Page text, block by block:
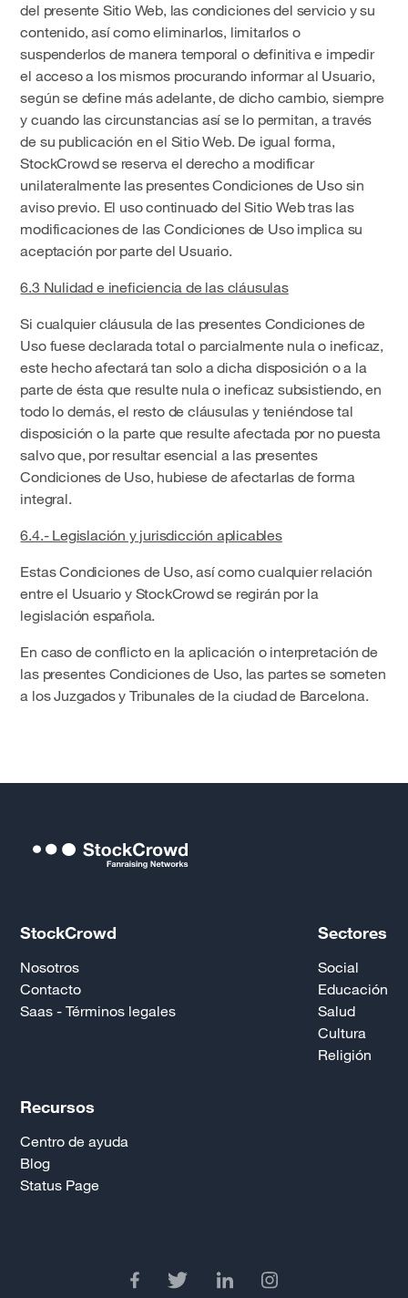
del presente Sitio Web, las condiciones del servicio y su
contenido, así como eliminarlos, limitarlos o
suspenderlos de manera temporal o definitiva e impedir
el acceso a los mismos procurando informar al Usuario,
según se define más adelante, de dicho cambio, siempre
y cuando las circunstancias así se lo permitan, a través
de su publicación en el Sitio Web. De igual forma,
StockCrowd se reserva el derecho a modificar
unilateralmente las presentes Condiciones de Uso sin
aviso previo. El uso continuado del Sitio Web tras las
modificaciones de las Condiciones de Uso implica su
aceptación por parte del Usuario.
6.3 Nulidad e ineficiencia de las cláusulas
Si cualquier cláusula de las presentes Condiciones de
Uso fuese declarada total o parcialmente nula o ineficaz,
este hecho afectará tan solo a dicha disposición o a la
parte de ésta que resulte nula o ineficaz subsistiendo, en
todo lo demás, el resto de cláusulas y teniéndose tal
disposición o la parte que resulte afectada por no puesta
salvo que, por resultar esencial a las presentes
Condiciones de Uso, hubiese de afectarlas de forma
integral.
6.4.- Legislación y jurisdicción aplicables
Estas Condiciones de Uso, así como cualquier relación
entre el Usuario y StockCrowd se regirán por la
legislación española.
En caso de conflicto en la aplicación o interpretación de
las presentes Condiciones de Uso, las partes se someten
a los Juzgados y Tribunales de la ciudad de Barcelona.
StockCrowd
Nosotros
Contacto
Saas - Términos legales
Sectores
Social
Educación
Salud
Cultura
Religión
Recursos
Centro de ayuda
Blog
Status Page